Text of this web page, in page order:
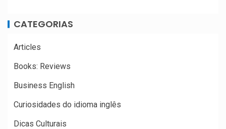
CATEGORIAS
Articles
Books: Reviews
Business English
Curiosidades do idioma inglês
Dicas Culturais